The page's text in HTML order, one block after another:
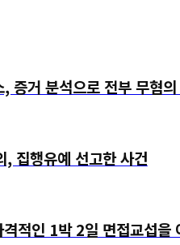
거 분석으로 전부 무혐의
집행유예 선고한 사건
적인 1박 2일 면접교섭을